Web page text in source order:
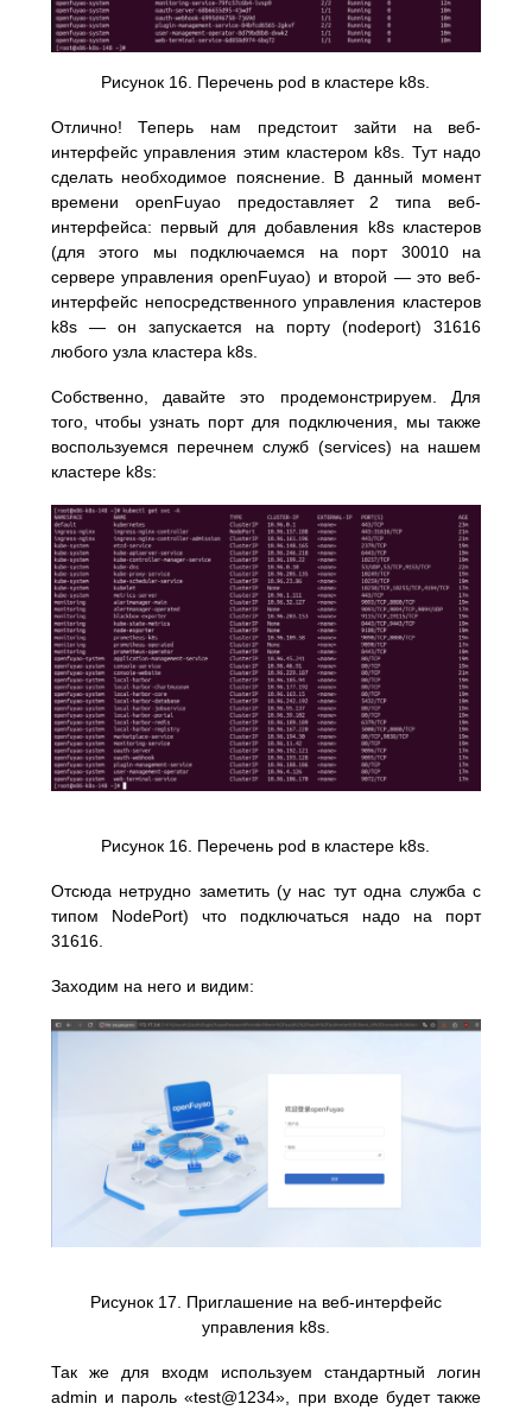
Рисунок 16. Перечень pod в кластере k8s.
Отлично! Теперь нам предстоит зайти на веб-
интерфейс управления этим кластером k8s. Тут надо
сделать необходимое пояснение. В данный момент
времени openFuyao предоставляет 2 типа веб-
интерфейса: первый для добавления k8s кластеров
(для этого мы подключаемся на порт 30010 на
сервере управления openFuyao) и второй — это веб-
интерфейс непосредственного управления кластеров
k8s — он запускается на порту (nodeport) 31616
любого узла кластера k8s.
Собственно, давайте это продемонстрируем. Для
того, чтобы узнать порт для подключения, мы также
воспользуемся перечнем служб (services) на нашем
кластере k8s:
Рисунок 16. Перечень pod в кластере k8s.
Отсюда нетрудно заметить (у нас тут одна служба с
типом NodePort) что подключаться надо на порт
31616.
Заходим на него и видим:
Рисунок 17. Приглашение на веб-интерфейс
управления k8s.
Так же для входм используем стандартный логин
admin и пароль «test@1234», при входе будет также